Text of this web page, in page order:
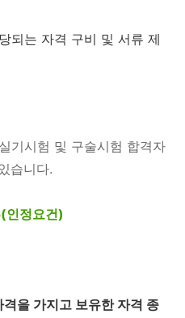
되는 자격 구비 및 서류 제
기시험 및 구술시험 합격자
습니다.
인정요건)
을 가지고 보유한 자격 종